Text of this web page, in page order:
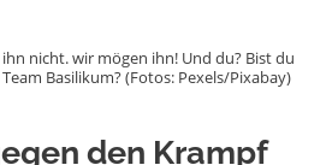
nicht. wir mögen ihn! Und du? Bist du
Basilikum? (Fotos: Pexels/Pixabay)
den Krampf